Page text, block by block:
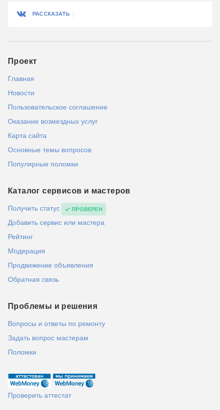
РАССКАЗАТЬ
Проект
Главная
Новости
Пользовательское соглашение
Оказание возмездных услуг
Карта сайта
Основные темы вопросов
Популярные поломки
Каталог сервисов и мастеров
Получить статус ПРОВЕРЕН
Добавить сервис или мастера
Рейтинг
Модерация
Продвижение объявления
Обратная связь
Проблемы и решения
Вопросы и ответы по ремонту
Задать вопрос мастерам
Поломки
Проверить аттестат